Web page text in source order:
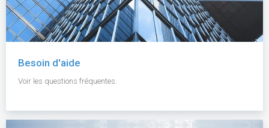
Besoin d'aide
Voir les questions fréquentes.